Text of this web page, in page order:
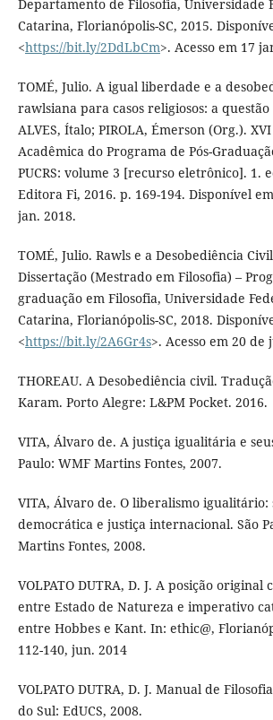
Departamento de Filosofia, Universidade
Catarina, Florianópolis-SC, 2015.
<https://bit.ly/2DdLbCm>. Acesso em 17
TOMÉ, Julio. A igual liberdade e a
rawlsiana para casos religiosos: a
ALVES, Ítalo; PIROLA, Émerson (Org.).
Acadêmica do Programa de Pós-
PUCRS: volume 3 [recurso eletrônico]. 1.
Editora Fi, 2016. p. 169-194. Disponível
jan. 2018.
TOMÉ, Julio. Rawls e a Desobediência
Dissertação (Mestrado em Filosofia) –
graduação em Filosofia, Universidade
Catarina, Florianópolis-SC, 2018.
<https://bit.ly/2A6Gr4s>. Acesso em 20 de
THOREAU. A Desobediência civil.
Karam. Porto Alegre: L&PM Pocket. 2016.
VITA, Álvaro de. A justiça igualitária e
Paulo: WMF Martins Fontes, 2007.
VITA, Álvaro de. O liberalismo igualitário:
democrática e justiça internacional. São
Martins Fontes, 2008.
VOLPATO DUTRA, D. J. A posição original
entre Estado de Natureza e imperativo
entre Hobbes e Kant. In: ethic@,
112-140, jun. 2014
VOLPATO DUTRA, D. J. Manual de
do Sul: EdUCS, 2008.